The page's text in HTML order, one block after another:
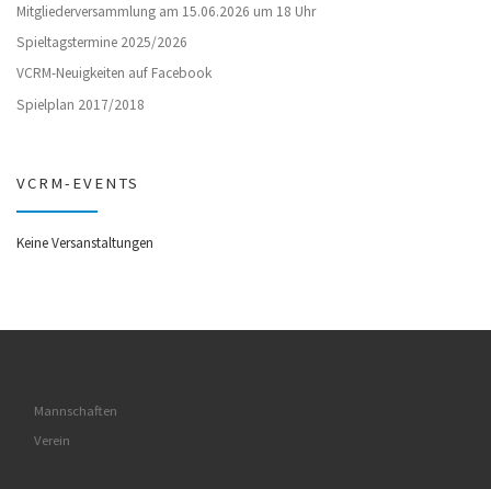
Mitgliederversammlung am 15.06.2026 um 18 Uhr
Spieltagstermine 2025/2026
VCRM-Neuigkeiten auf Facebook
Spielplan 2017/2018
VCRM-EVENTS
Keine Versanstaltungen
Mannschaften
Verein